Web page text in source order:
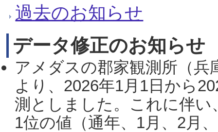
過去のお知らせ
データ修正のお知らせ
アメダスの郡家観測所（
より、2026年1月1日から
測としました。これに伴い
1位の値（通年、1月、2月